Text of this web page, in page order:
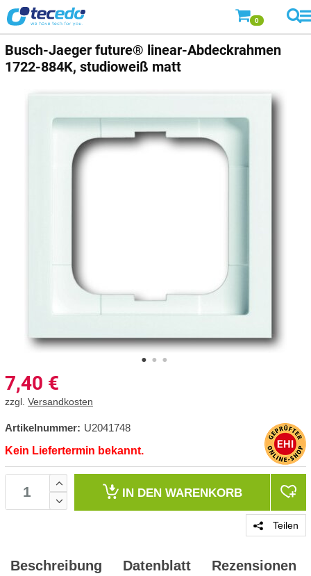
0
Busch-Jaeger future® linear-Abdeckrahmen
1722-884K, studioweiß matt
7,40 €
zzgl. Versandkosten
Artikelnummer: U2041748
Kein Liefertermin bekannt.
IN DEN WARENKORB
Teilen
Beschreibung Datenblatt Rezensionen